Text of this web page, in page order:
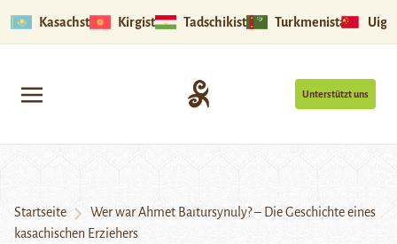
Kasachstan Kirgistan Tadschikistan Turkmenistan
Unterstützt uns
Startseite
Wer war Ahmet Baıtursynuly? – Die Geschichte eines
kasachischen Erziehers